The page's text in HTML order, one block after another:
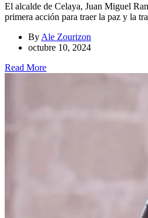
El alcalde de Celaya, Juan Miguel
primera acción para traer la paz y la
By Ale Zourizon
octubre 10, 2024
Read More